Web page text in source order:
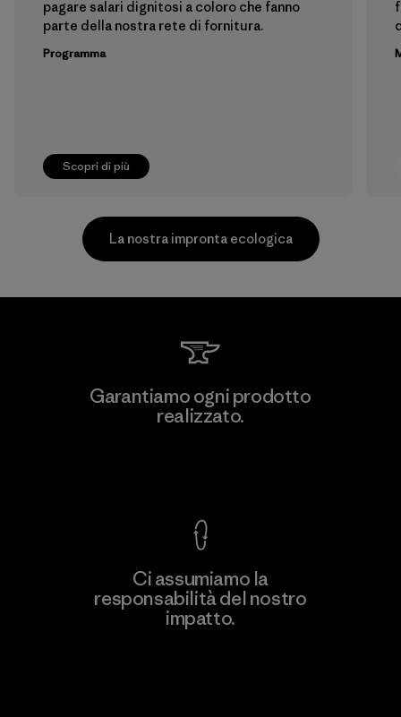
Scopri di più
pagare salari dignitosi a coloro che fanno
parte della nostra rete di fornitura.
Programma
Scopri di più
Li Peng Enterprise Co., Ltd.
La nostra impronta ecologica
Garantiamo ogni prodotto
realizzato.
Ci assumiamo la
responsabilità del nostro
impatto.